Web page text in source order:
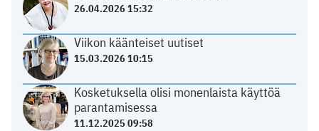
26.04.2026 15:32
Viikon käänteiset uutiset
15.03.2026 10:15
Kosketuksella olisi monenlaista käyttöä
parantamisessa
11.12.2025 09:58